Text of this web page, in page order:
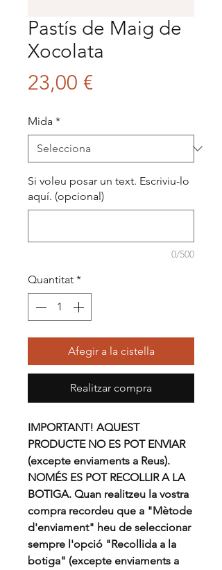
Pastís de Maig de
Xocolata
23,00 €
Mida *
Si voleu posar un text. Escriviu-lo
aquí. (opcional)
0/500
Quantitat *
Afegir a la cistella
Realitzar compra
IMPORTANT! AQUEST
PRODUCTE NO ES POT ENVIAR
(excepte enviaments a Reus).
NOMÉS ES POT RECOLLIR A LA
BOTIGA. Quan realitzeu la vostra
compra recordeu que a "Mètode
d'enviament" heu de seleccionar
sempre l'opció "Recollida a la
botiga" (excepte enviaments a